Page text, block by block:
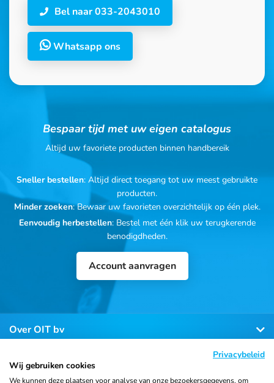
Bel naar 033-2043010
Whatsapp ons
Bespaar tijd met uw eigen catalogus
Altijd uw favoriete producten binnen handbereik
Sneller bestellen: Altijd direct toegang tot uw meest gebruikte
producten.
Minder zoeken: Bewaar uw favorieten overzichtelijk op één plek.
Eenvoudig herbestellen: Bestel met één klik uw terugkerende
benodigdheden.
Account aanvragen
Over OIT bv
Klantenservice
Privacybeleid
Wij gebruiken cookies
We kunnen deze plaatsen voor analyse van onze bezoekersgegevens, om